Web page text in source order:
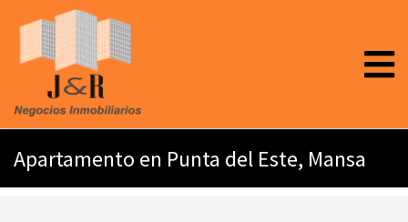
Apartamento en Punta del Este, Mansa